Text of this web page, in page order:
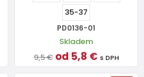
35-37
PD0136-01
Skladem
9,5 € od 5,8 € s DPH